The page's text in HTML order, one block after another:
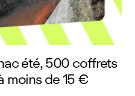
été, 500 coffrets
moins de 15 €